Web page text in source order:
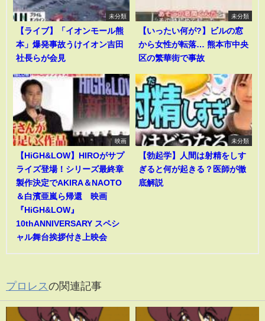
未分類
【ライブ】「イオンモール熊
本」爆発事故うけイオン吉田
社長らが会見
未分類
【いったい何が?】ビルの窓
から女性が転落… 熊本市中央
区の繁華街で事故
映画
【HiGH&LOW】HIROがサプ
ライズ登場！シリーズ最終章
製作決定でAKIRA＆NAOTO
＆白濱亜嵐ら帰還 映画
『HiGH&LOW』
10thANNIVERSARY スペシ
ャル舞台挨拶付き上映会
未分類
【勃起学】人間は射精をしす
ぎると何が起きる？医師が徹
底解説
プロレスの関連記事